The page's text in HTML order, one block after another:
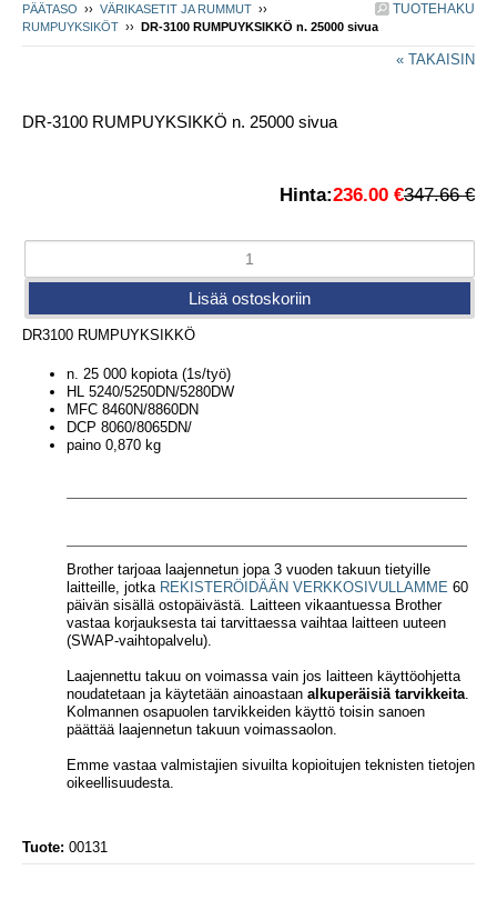
TUOTEHAKU
PÄÄTASO ›› VÄRIKASETIT JA RUMMUT ››
RUMPUYKSIKÖT ›› DR-3100 RUMPUYKSIKKÖ n. 25000 sivua
« TAKAISIN
DR-3100 RUMPUYKSIKKÖ n. 25000 sivua
Hinta:236.00 €347.66 €
DR3100 RUMPUYKSIKKÖ
n. 25 000 kopiota (1s/työ)
HL 5240/5250DN/5280DW
MFC 8460N/8860DN
DCP 8060/8065DN/
paino 0,870 kg
Brother tarjoaa laajennetun jopa 3 vuoden takuun tietyille
laitteille, jotka REKISTERÖIDÄÄN VERKKOSIVULLAMME 60
päivän sisällä ostopäivästä. Laitteen vikaantuessa Brother
vastaa korjauksesta tai tarvittaessa vaihtaa laitteen uuteen
(SWAP-vaihtopalvelu).
Laajennettu takuu on voimassa vain jos laitteen käyttöohjetta
noudatetaan ja käytetään ainoastaan alkuperäisiä tarvikkeita
Kolmannen osapuolen tarvikkeiden käyttö toisin sanoen
päättää laajennetun takuun voimassaolon.
Emme vastaa valmistajien sivuilta kopioitujen teknisten tietojen
oikeellisuudesta.
Tuote: 00131